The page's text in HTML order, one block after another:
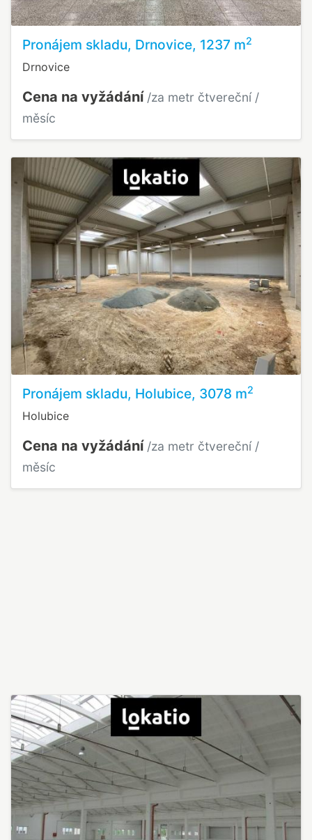
Pronájem skladu, Drnovice, 1237 m2
Drnovice
Cena na vyžádání /za metr čtvereční /
měsíc
Pronájem skladu, Holubice, 3078 m2
Holubice
Cena na vyžádání /za metr čtvereční /
měsíc